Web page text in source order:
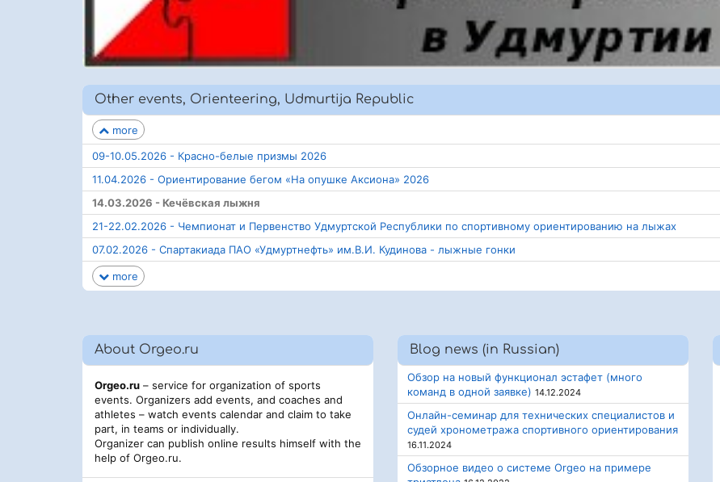
Other events, Orienteering, Udmurtija Republic
more
09-10.05.2026 - Красно-белые призмы 2026
11.04.2026 - Ориентирование бегом «На опушке Аксиона» 2026
14.03.2026 - Кечёвская лыжня
21-22.02.2026 - Чемпионат и Первенство Удмуртской Республики по спортивному ориентированию на лыжах
07.02.2026 - Спартакиада ПАО «Удмуртнефть» им.В.И. Кудинова - лыжные гонки
more
About Orgeo.ru
Orgeo.ru – service for organization of sports
events. Organizers add events, and coaches and
athletes – watch events calendar and claim to take
part, in teams or individually.
Organizer can publish online results himself with the
help of Orgeo.ru.
Blog news (in Russian)
Обзор на новый функционал эстафет (много
команд в одной заявке) 14.12.2024
Онлайн-семинар для технических специалистов и
судей хронометража спортивного ориентирования
16.11.2024
Обзорное видео о системе Orgeo на примере